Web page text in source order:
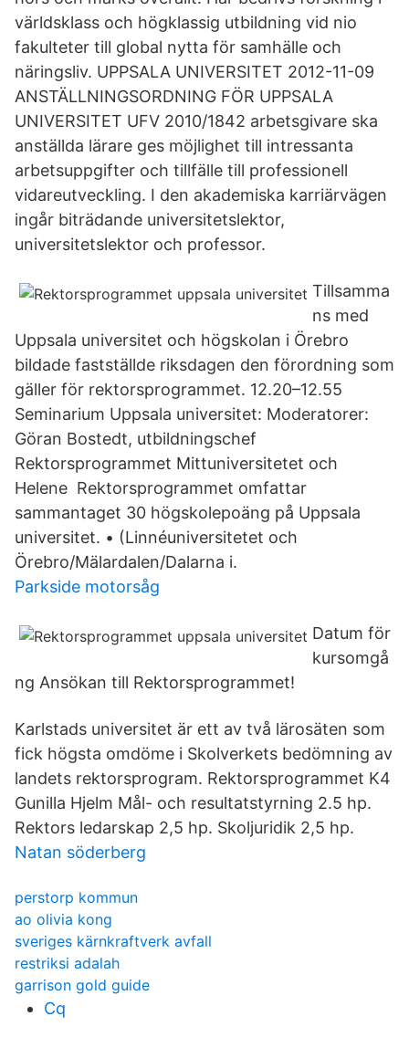
världsklass och högklassig utbildning vid nio
fakulteter till global nytta för samhälle och
näringsliv. UPPSALA UNIVERSITET 2012-11-09
ANSTÄLLNINGSORDNING FÖR UPPSALA
UNIVERSITET UFV 2010/1842 arbetsgivare ska
anställda lärare ges möjlighet till intressanta
arbetsuppgifter och tillfälle till professionell
vidareutveckling. I den akademiska karriärvägen
ingår biträdande universitetslektor,
universitetslektor och professor.
Tillsamma
ns med
Uppsala universitet och högskolan i Örebro
bildade fastställde riksdagen den förordning som
gäller för rektorsprogrammet. 12.20–12.55
Seminarium Uppsala universitet: Moderatorer:
Göran Bostedt, utbildningschef
Rektorsprogrammet Mittuniversitetet och
Helene Rektorsprogrammet omfattar
sammantaget 30 högskolepoäng på Uppsala
universitet. • (Linnéuniversitetet och
Örebro/Mälardalen/Dalarna i.
Parkside motorsåg
Datum för
kursomgå
ng Ansökan till Rektorsprogrammet!
Karlstads universitet är ett av två lärosäten som
fick högsta omdöme i Skolverkets bedömning av
landets rektorsprogram. Rektorsprogrammet K4
Gunilla Hjelm Mål- och resultatstyrning 2.5 hp.
Rektors ledarskap 2,5 hp. Skoljuridik 2,5 hp.
Natan söderberg
perstorp kommun
ao olivia kong
sveriges kärnkraftverk avfall
restriksi adalah
garrison gold guide
Cq